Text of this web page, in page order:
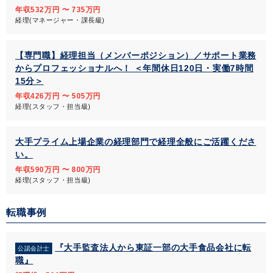
年収532万円 〜 735万円
経理(マネージャー・課長級)
【専門職】経理担当（メンバーポジション）／サポート業務
からプロフェッショナルへ！ ＜年間休日120日・実働7時間
15分＞
年収426万円 〜 505万円
経理(スタッフ・担当級)
大手プライム上場企業の経理部門で経理全般にご活躍くださ
い。
年収590万円 〜 800万円
経理(スタッフ・担当級)
転職事例
公認会計士
『大手監査法人から東証一部の大手食品会社に転
職』